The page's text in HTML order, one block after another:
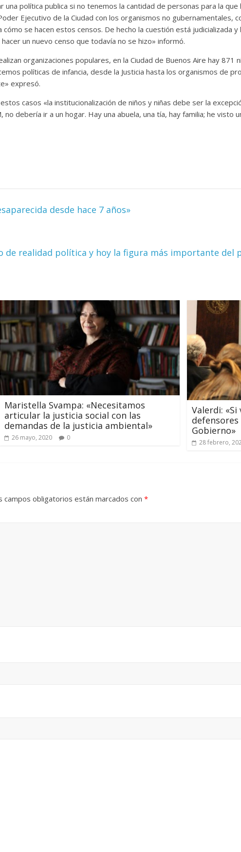
política publica si no tenemos la cantidad de personas para la que
Ejecutivo de la Ciudad con los organismos no gubernamentales,
se hacen estos censos. De hecho la cuestión está judicializada y
un nuevo censo que todavía no se hizo» informó.
organizaciones populares, en la Ciudad de Buenos Aire hay 871
políticas de infancia, desde la Justicia hasta los organismos de
expresó.
casos «la institucionalización de niños y niñas debe ser la
no debería ir a un hogar. Hay una abuela, una tía, hay familia; he visto
desde hace 7 años»
de realidad política y hoy la figura más importante del
Maristella Svampa: «Necesitamos
articular la justicia social con las
demandas de la justicia ambiental»
26 mayo, 2020 0
Valerdi:
Gobierno»
28 febrero,
campos obligatorios están marcados con *